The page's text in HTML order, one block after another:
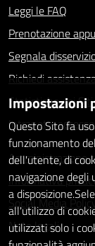
Leggi le FAQ
Prenotazione
Segnala
Richiedi assistenza
Statistiche dei
Intranet -
Amministrazione
Informativa
Social Media
Note legali
Impostazioni
Questo Sito fa
funzionamento
dell'utente, di
navigazione degli
a
all'utilizzo di
utilizzati solo i